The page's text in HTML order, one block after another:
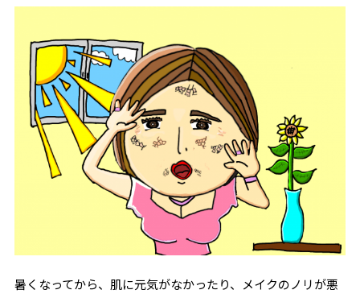
暑くなってから、肌に元気がなかったり、メイクのノリが悪